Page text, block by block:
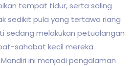
tempat tidur, serta saling
sedikit pula yang tertawa riang
sedang melakukan petualangan
sahabat kecil mereka.
ini menjadi pengalaman